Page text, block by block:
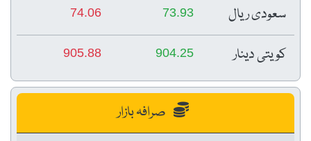
سعودی ریال 73.93
74.06
کویتی دینار 904.25
905.88
صرافہ بازار